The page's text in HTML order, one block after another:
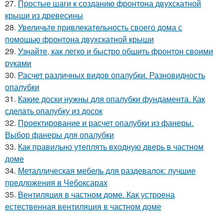
27. Простые шаги к созданию фронтона двухскатной
крыши из древесины
28. Увеличьте привлекательность своего дома с
помощью фронтона двухскатной крыши
29. Узнайте, как легко и быстро обшить фронтон своими
руками
30. Расчет различных видов опалубки. Разновидность
опалубки
31. Какие доски нужны для опалубки фундамента. Как
сделать опалубку из досок
32. Проектирование и расчет опалубки из фанеры.
Выбор фанеры для опалубки
33. Как правильно утеплять входную дверь в частном
доме
34. Металлическая мебель для раздевалок: лучшие
предложения в Чебоксарах
35. Вентиляция в частном доме. Как устроена
естественная вентиляция в частном доме